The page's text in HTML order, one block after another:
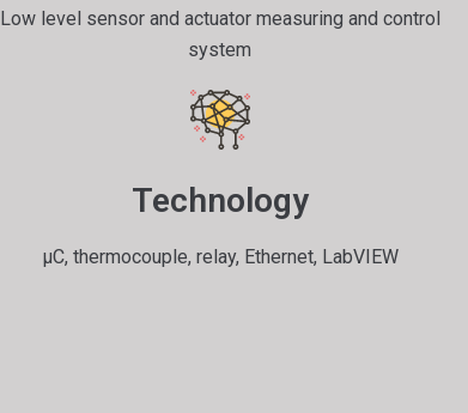
Low level sensor and actuator measuring and control
system
Technology
µC, thermocouple, relay, Ethernet, LabVIEW